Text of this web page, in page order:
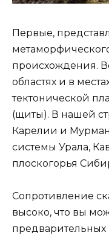
Первые,
происхождения.
областях и в
тектонической
(щиты). В нашей
Карелии и
системы Урала,
плоскогорья
Сопротивление
высоко, что вы
предварительных